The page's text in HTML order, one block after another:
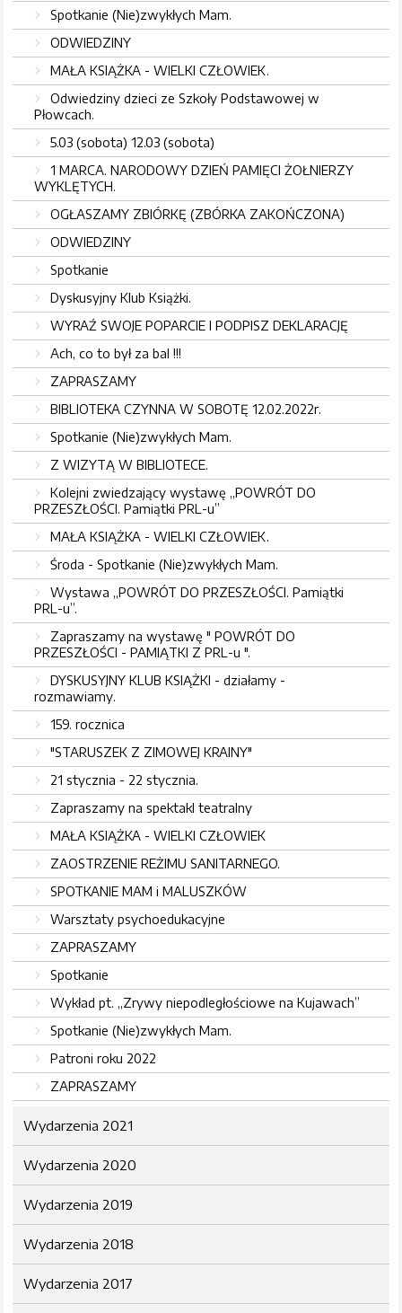
Spotkanie (Nie)zwykłych Mam.
ODWIEDZINY
MAŁA KSIĄŻKA - WIELKI CZŁOWIEK.
Odwiedziny dzieci ze Szkoły Podstawowej w
Płowcach.
5.03 (sobota) 12.03 (sobota)
1 MARCA. NARODOWY DZIEŃ PAMIĘCI ŻOŁNIERZY
WYKLĘTYCH.
OGŁASZAMY ZBIÓRKĘ (ZBÓRKA ZAKOŃCZONA)
ODWIEDZINY
Spotkanie
Dyskusyjny Klub Książki.
WYRAŹ SWOJE POPARCIE I PODPISZ DEKLARACJĘ
Ach, co to był za bal !!!
ZAPRASZAMY
BIBLIOTEKA CZYNNA W SOBOTĘ 12.02.2022r.
Spotkanie (Nie)zwykłych Mam.
Z WIZYTĄ W BIBLIOTECE.
Kolejni zwiedzający wystawę „POWRÓT DO
PRZESZŁOŚCI. Pamiątki PRL-u”
MAŁA KSIĄŻKA - WIELKI CZŁOWIEK.
Środa - Spotkanie (Nie)zwykłych Mam.
Wystawa „POWRÓT DO PRZESZŁOŚCI. Pamiątki
PRL-u”.
Zapraszamy na wystawę " POWRÓT DO
PRZESZŁOŚCI - PAMIĄTKI Z PRL-u ".
DYSKUSYJNY KLUB KSIĄŻKI - działamy -
rozmawiamy.
159. rocznica
"STARUSZEK Z ZIMOWEJ KRAINY"
21 stycznia - 22 stycznia.
Zapraszamy na spektakl teatralny
MAŁA KSIĄŻKA - WIELKI CZŁOWIEK
ZAOSTRZENIE REŻIMU SANITARNEGO.
SPOTKANIE MAM i MALUSZKÓW
Warsztaty psychoedukacyjne
ZAPRASZAMY
Spotkanie
Wykład pt. „Zrywy niepodległościowe na Kujawach”
Spotkanie (Nie)zwykłych Mam.
Patroni roku 2022
ZAPRASZAMY
Wydarzenia 2021
Wydarzenia 2020
Wydarzenia 2019
Wydarzenia 2018
Wydarzenia 2017